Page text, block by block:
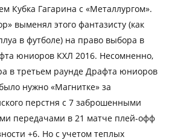
Кубка Гагарина с «Металлургом».
выменял этого фантазисту (как
в футболе) на право выбора в
юниоров КХЛ 2016. Несомненно,
в третьем раунде Драфта юниоров
нужно «Магнитке» за
перстня с 7 заброшенными
передачами в 21 матче плей-офф
+6. Но с учетом теплых